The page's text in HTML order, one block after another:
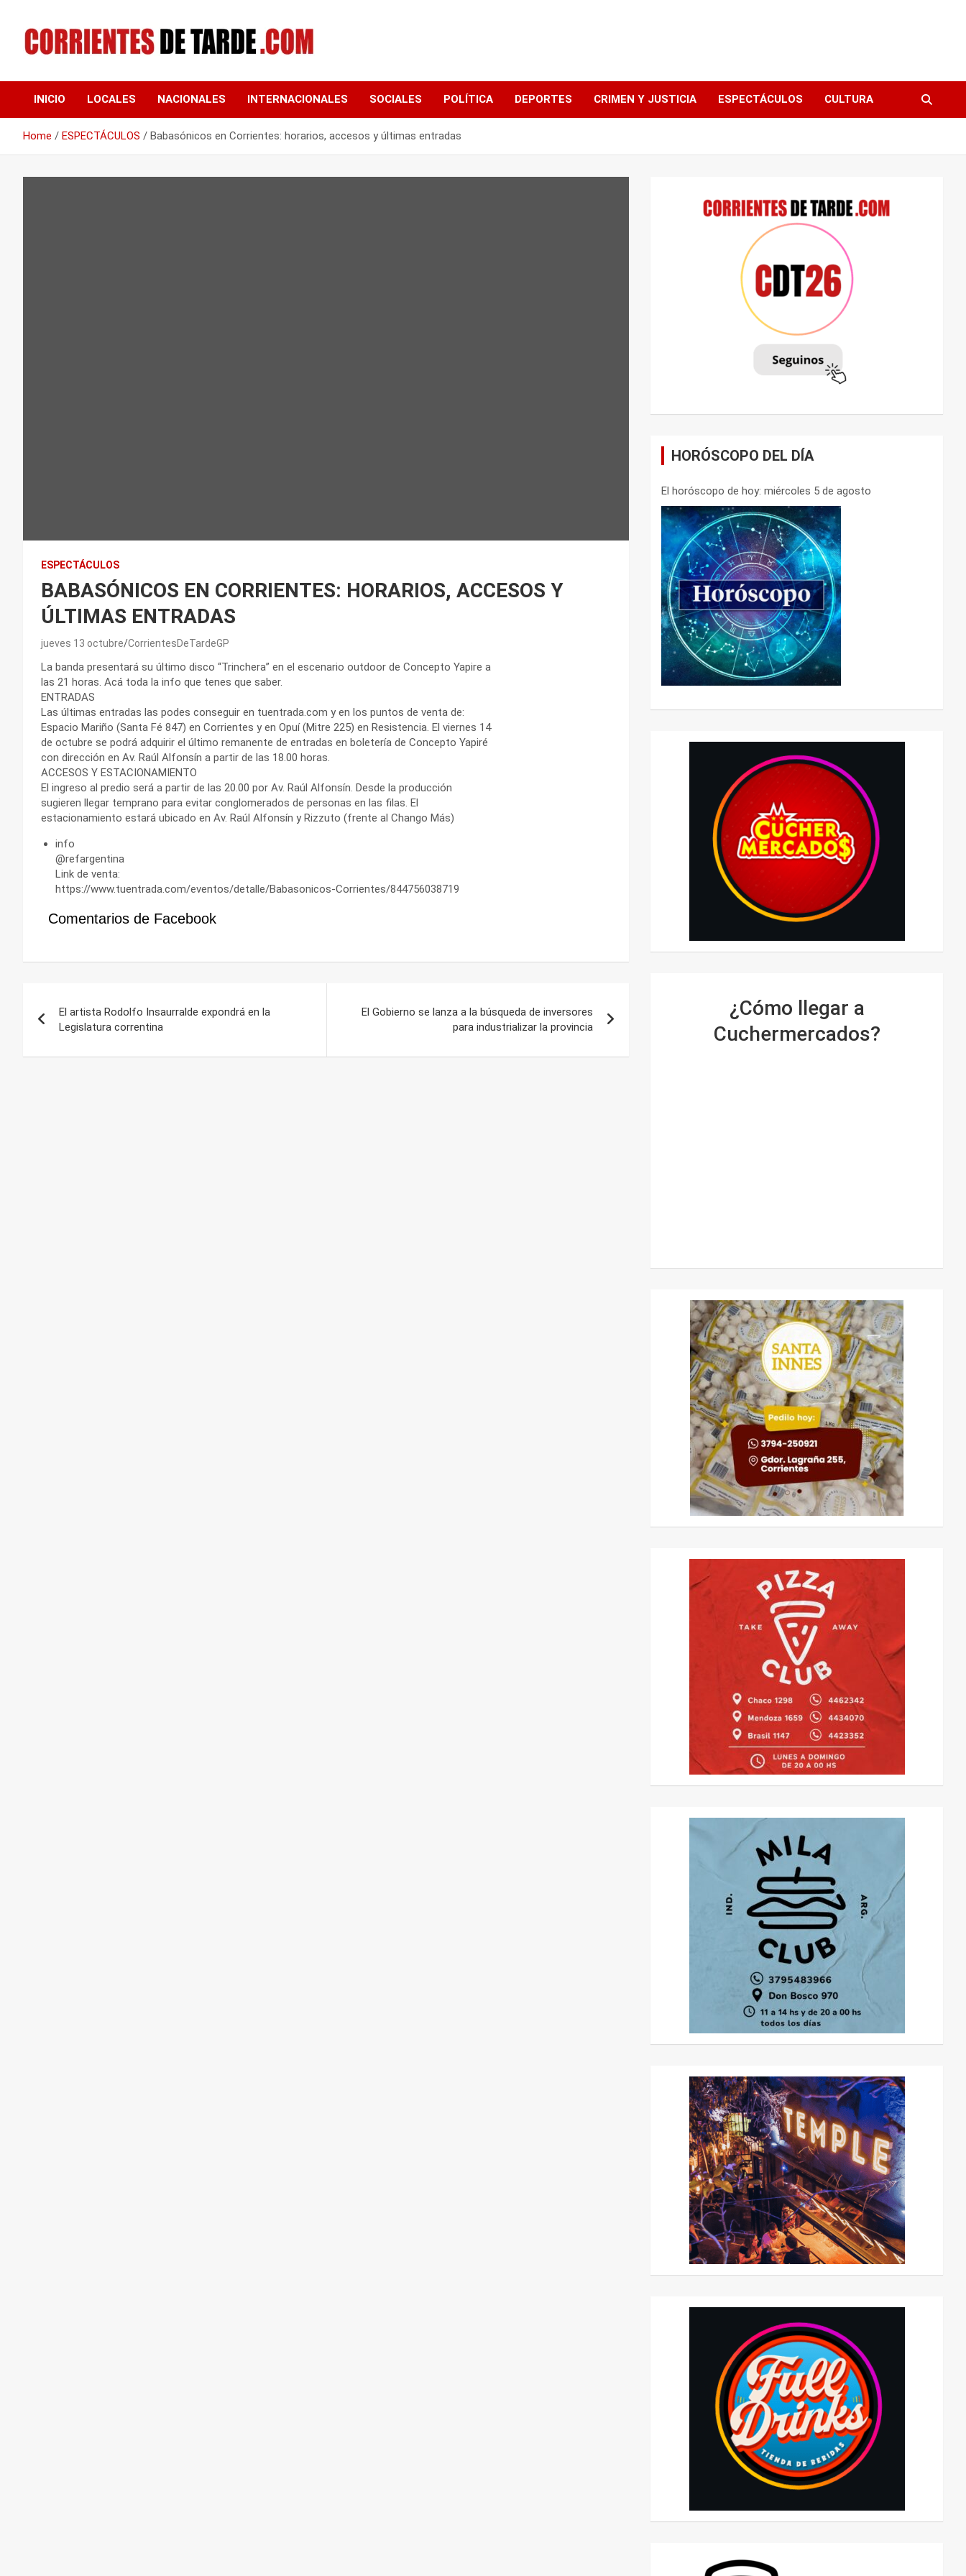
content
CORRIENTES DE
TARDE
INICIO LOCALES NACIONALES INTERNACIONALES SOCIALES POLÍTICA DEPORTES CRIMEN Y JUSTICIA ESPECTÁCULOS CULTURA
Home ESPECTÁCULOS Babasónicos en Corrientes: horarios, accesos y últimas entradas
ESPECTÁCULOS
BABASÓNICOS EN CORRIENTES: HORARIOS, ACCESOS Y
ÚLTIMAS ENTRADAS
jueves 13 octubre CorrientesDeTardeGP
La banda presentará su último disco “Trinchera” en el escenario outdoor de Concepto Yapire a
las 21 horas. Acá toda la info que tenes que saber.
ENTRADAS
Las últimas entradas las podes conseguir en tuentrada.com y en los puntos de venta de:
Espacio Mariño (Santa Fé 847) en Corrientes y en Opuí (Mitre 225) en Resistencia. El viernes 14
de octubre se podrá adquirir el último remanente de entradas en boletería de Concepto Yapiré
con dirección en Av. Raúl Alfonsín a partir de las 18.00 horas.
ACCESOS Y ESTACIONAMIENTO
El ingreso al predio será a partir de las 20.00 por Av. Raúl Alfonsín. Desde la producción
sugieren llegar temprano para evitar conglomerados de personas en las filas. El
estacionamiento estará ubicado en Av. Raúl Alfonsín y Rizzuto (frente al Chango Más)
info
@refargentina
Link de venta:
https://www.tuentrada.com/eventos/detalle/Babasonicos-Corrientes/844756038719
Comentarios de Facebook
de
entradas
El artista Rodolfo Insaurralde expondrá en la
Legislatura correntina
El Gobierno se lanza a la búsqueda de inversores
para industrializar la provincia
HORÓSCOPO DEL DÍA
El horóscopo de hoy: miércoles 5 de agosto
¿Cómo llegar a
Cuchermercados?